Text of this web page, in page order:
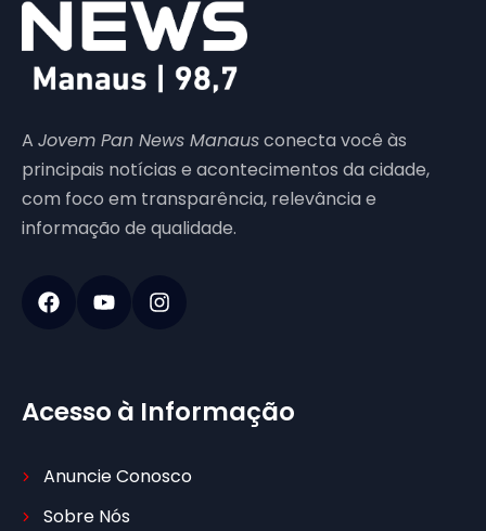
A Jovem Pan News Manausconecta você às
principais notícias e acontecimentos da cidade,
com foco em transparência, relevância e
informação de qualidade.
Acesso à Informação
Anuncie Conosco
Sobre Nós